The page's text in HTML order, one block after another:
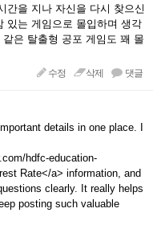
간을 지나 자신을 다시 찾으신
있는 게임으로 몰입하며 생각
같은 탈출형 공포 게임도 꽤 몰
수정 삭제 댓글
details in one place. I
hdfc-education-
Rate</a> information, and
clearly. It really helps
posting such valuable